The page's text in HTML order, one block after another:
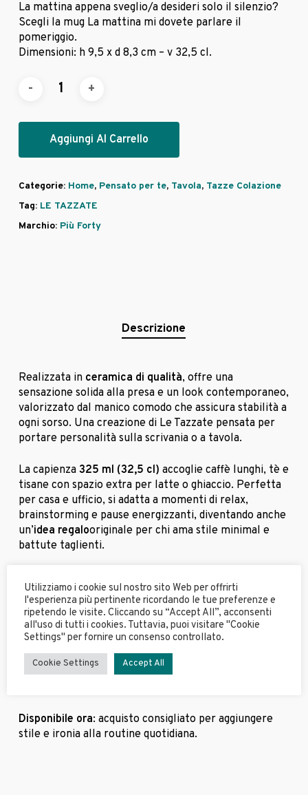
La mattina appena sveglio/a desideri solo il silenzio?
Scegli la mug La mattina mi dovete parlare il
pomeriggio.
Dimensioni: h 9,5 x d 8,3 cm – v 32,5 cl.
Aggiungi Al Carrello
Categorie: Home, Pensato per te, Tavola, Tazze Colazione
Tag: LE TAZZATE
Marchio: Più Forty
Descrizione
Realizzata in ceramica di qualità, offre una
sensazione solida alla presa e un look contemporaneo,
valorizzato dal manico comodo che assicura stabilità a
ogni sorso. Una creazione di Le Tazzate pensata per
portare personalità sulla scrivania o a tavola.
La capienza 325 ml (32,5 cl) accoglie caffè lunghi, tè e
tisane con spazio extra per latte o ghiaccio. Perfetta
per casa e ufficio, si adatta a momenti di relax,
brainstorming e pause energizzanti, diventando anche
un’idea regalooriginale per chi ama stile minimal e
battute taglienti.
Capacità325 ml (32,5 cl)
Manico ergonomico per presa confortevole
Design minimal con grafica “Esticazzi 2.0” a
contrasto
Ideale per caffè, tè e tisane; perfetta per casa e
ufficio
Disponibile ora: acquisto consigliato per aggiungere
stile e ironia alla routine quotidiana.
Utilizziamo i cookie sul nostro sito Web per offrirti
l'esperienza più pertinente ricordando le tue preferenze e
ripetendo le visite. Cliccando su “Accept All”, acconsenti
all'uso di tutti i cookies. Tuttavia, puoi visitare "Cookie
Settings" per fornire un consenso controllato.
Cookie Settings Accept All